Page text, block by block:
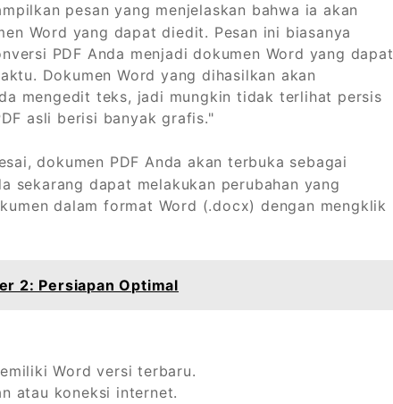
pesan yang menjelaskan bahwa ia akan
Word yang dapat diedit. Pesan ini biasanya
PDF Anda menjadi dokumen Word yang dapat
Dokumen Word yang dihasilkan akan
mengedit teks, jadi mungkin tidak terlihat persis
asli berisi banyak grafis."
dokumen PDF Anda akan terbuka sebagai
sekarang dapat melakukan perubahan yang
dalam format Word (.docx) dengan mengklik
2: Persiapan Optimal
Word versi terbaru.
atau koneksi internet.